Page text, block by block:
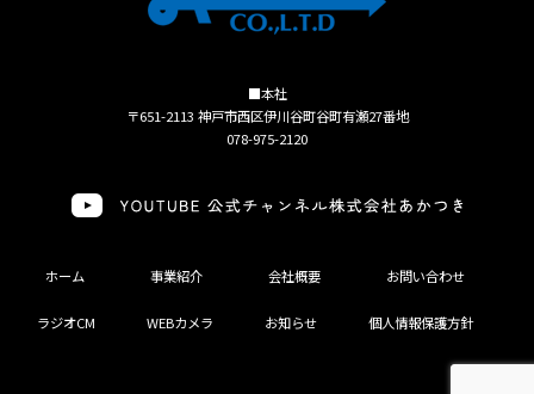
■本社
〒651-2113 神戸市西区伊川谷町谷町有瀬27番地
078-975-2120
ホーム 事業紹介 会社概要 お問い合わせ
ラジオCM WEBカメラ お知らせ 個人情報保護方針